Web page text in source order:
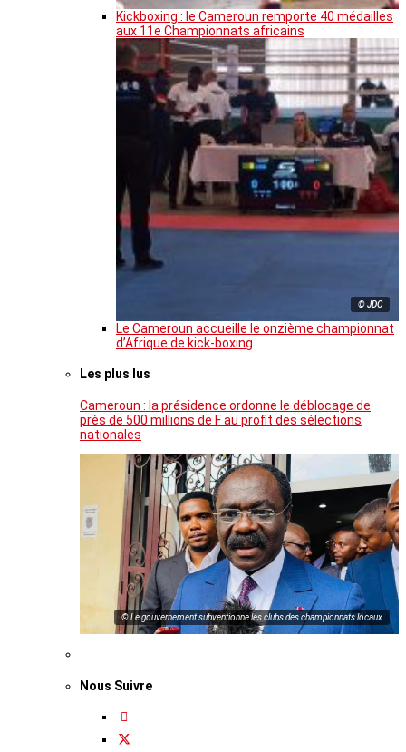
Kickboxing : le Cameroun remporte 40 médailles
aux 11e Championnats africains
© JDC
Le Cameroun accueille le onzième championnat
d’Afrique de kick-boxing
Les plus lus
Cameroun : la présidence ordonne le déblocage de
près de 500 millions de F au profit des sélections
nationales
© Le gouvernement subventionne les clubs des championnats locaux
Nous Suivre